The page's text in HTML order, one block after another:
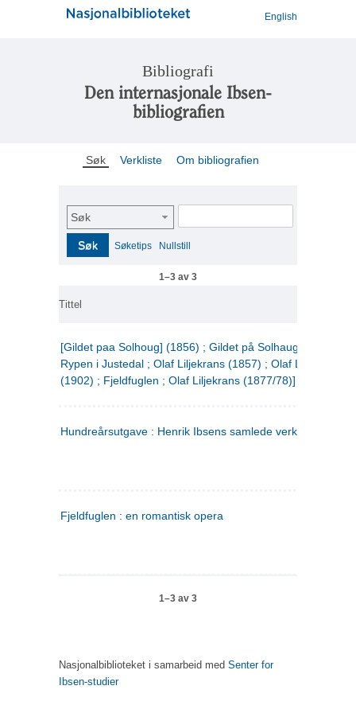
English
Bibliografi
Den internasjonale Ibsen-
bibliografien
Søk Verkliste Om bibliografien
Søk
Søk Søketips Nullstill
1–3 av 3
Tittel
[Gildet paa Solhoug] (1856) ; Gildet på Solhaug (1883) ;
Rypen i Justedal ; Olaf Liljekrans (1857) ; Olaf Liljekrans
(1902) ; Fjeldfuglen ; Olaf Liljekrans (1877/78)]
Hundreårsutgave : Henrik Ibsens samlede verker. 3
Fjeldfuglen : en romantisk opera
1–3 av 3
Nasjonalbiblioteket i samarbeid med Senter for
Ibsen-studier